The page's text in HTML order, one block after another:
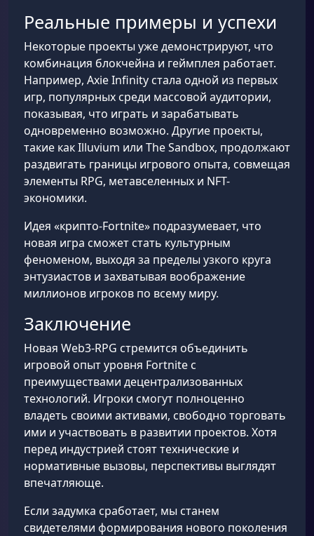
Реальные примеры и успехи
Некоторые проекты уже демонстрируют, что
комбинация блокчейна и геймплея работает.
Например, Axie Infinity стала одной из первых
игр, популярных среди массовой аудитории,
показывая, что играть и зарабатывать
одновременно возможно. Другие проекты,
такие как Illuvium или The Sandbox, продолжают
раздвигать границы игрового опыта, совмещая
элементы RPG, метавселенных и NFT-
экономики.
Идея «крипто-Fortnite» подразумевает, что
новая игра сможет стать культурным
феноменом, выходя за пределы узкого круга
энтузиастов и захватывая воображение
миллионов игроков по всему миру.
Заключение
Новая Web3-RPG стремится объединить
игровой опыт уровня Fortnite с
преимуществами децентрализованных
технологий. Игроки смогут полноценно
владеть своими активами, свободно торговать
ими и участвовать в развитии проектов. Хотя
перед индустрией стоят технические и
нормативные вызовы, перспективы выглядят
впечатляюще.
Если задумка сработает, мы станем
свидетелями формирования нового поколения